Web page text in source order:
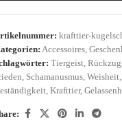
krafttier-
Accessoires
Tiergeist Rückzug
Schamanusmus Weisheit
Krafttier,